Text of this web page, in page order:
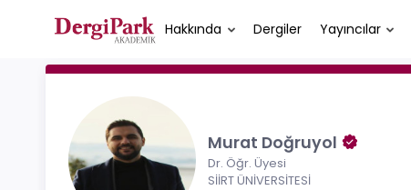
Hakkında Dergiler Yayıncılar
Murat Doğruyol
Dr. Öğr. Üyesi
SİİRT ÜNİVERSİTESİ